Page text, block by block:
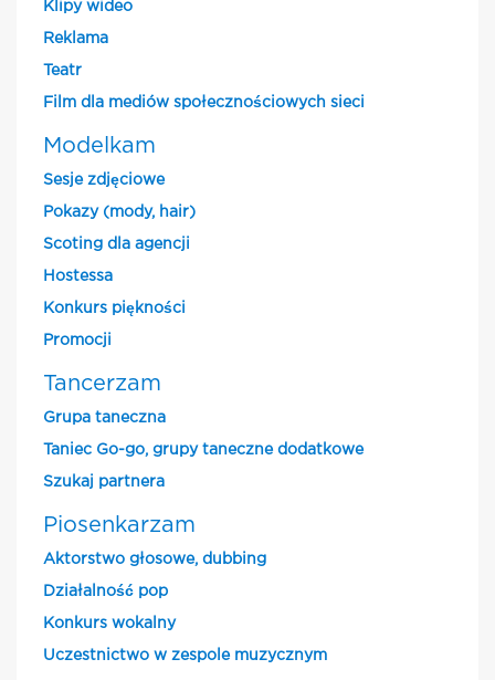
Klipy wideo
Reklama
Teatr
Film dla mediów społecznościowych sieci
Modelkam
Sesje zdjęciowe
Pokazy (mody, hair)
Scoting dla agencji
Hostessa
Konkurs piękności
Promocji
Tancerzam
Grupa taneczna
Taniec Go-go, grupy taneczne dodatkowe
Szukaj partnera
Piosenkarzam
Aktorstwo głosowe, dubbing
Działalność pop
Konkurs wokalny
Uczestnictwo w zespole muzycznym